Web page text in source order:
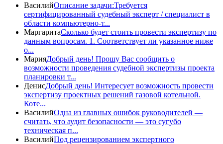
ВасилийОписание задачи:Требуется
сертифицированный судебный эксперт / специалист в
области компьютерно-т...
МаргаритаСколько будет стоить провести экспертизу по
данным вопросам. 1. Соответствует ли указанное ниже
о...
МарияДобрый день! Прошу Вас сообщить о
возможности проведения судебной экспертизы проекта
планировки т...
ДенисДобрый день! Интересует возможность провести
экспертизу проектных решений газовой котельной.
Коте...
ВасилийОдна из главных ошибок руководителей —
считать, что аудит безопасности — это сугубо
техническая п...
ВасилийПод рецензированием экспертного